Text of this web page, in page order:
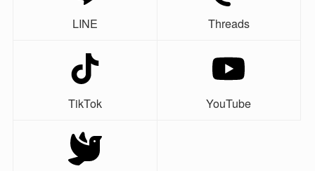
LINE Threads
TikTok YouTube